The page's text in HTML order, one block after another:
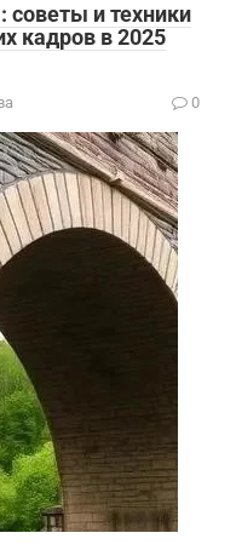
советы и техники
кадров в 2025
0